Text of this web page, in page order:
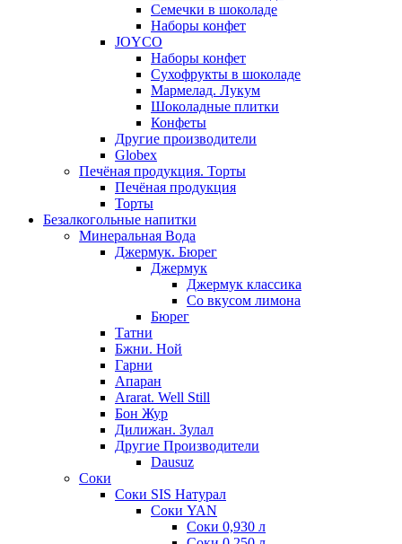
Семечки в шоколаде
Наборы конфет
JOYCO
Наборы конфет
Сухофрукты в шоколаде
Мармелад. Лукум
Шоколадные плитки
Конфеты
Другие производители
Globex
Печёная продукция. Торты
Печёная продукция
Торты
Безалкогольные напитки
Минеральная Вода
Джермук. Бюрег
Джермук
Джермук классика
Со вкусом лимона
Бюрег
Татни
Бжни. Ной
Гарни
Апаран
Ararat. Well Still
Бон Жур
Дилижан. Зулал
Другие Производители
Dausuz
Соки
Соки SIS Натурал
Соки YAN
Соки 0,930 л